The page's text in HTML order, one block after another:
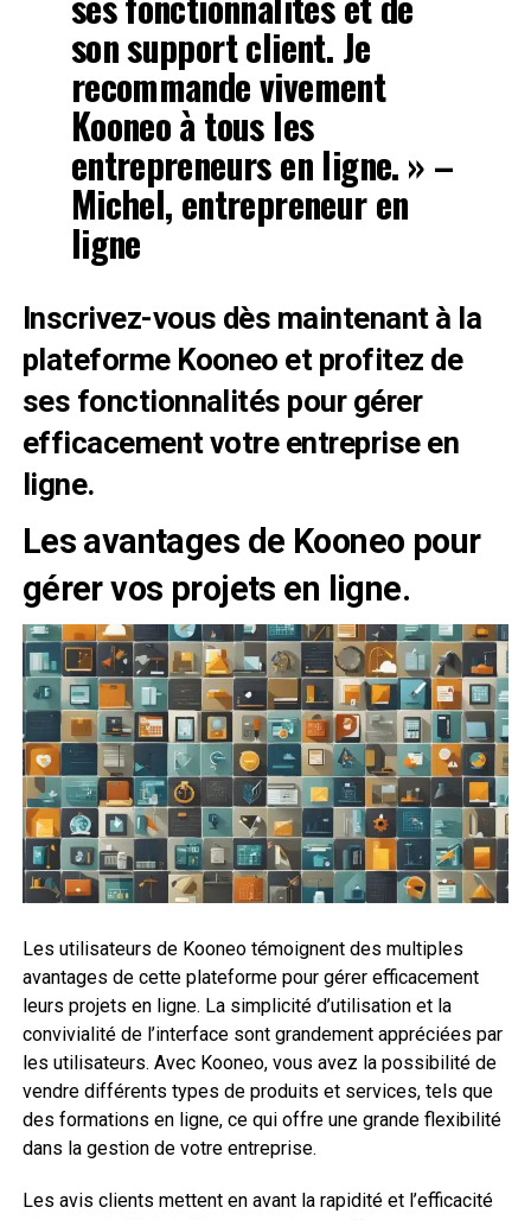
son support client. Je
recommande vivement
Kooneo à tous les
entrepreneurs en ligne. » –
Michel, entrepreneur en
ligne
Inscrivez-vous dès maintenant à la
plateforme Kooneo et profitez de
ses fonctionnalités pour gérer
efficacement votre entreprise en
ligne.
Les avantages de Kooneo pour
gérer vos projets en ligne.
Les utilisateurs de Kooneo témoignent des multiples
avantages de cette plateforme pour gérer efficacement
leurs projets en ligne. La simplicité d’utilisation et la
convivialité de l’interface sont grandement appréciées par
les utilisateurs. Avec Kooneo, vous avez la possibilité de
vendre différents types de produits et services, tels que
des formations en ligne, ce qui offre une grande flexibilité
dans la gestion de votre entreprise.
Les avis clients mettent en avant la rapidité et l’efficacité